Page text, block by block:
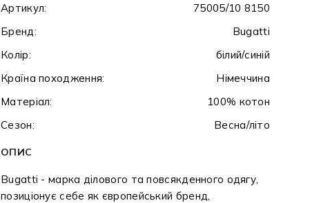
Артикул:
75005/10 8150
Бренд:
Bugatti
Колір:
білий/синій
Країна походження:
Німеччина
Матеріал:
100% котон
Сезон:
Весна/літо
ОПИС
Bugatti - марка ділового та повсякденного одягу,
позиціонує себе як європейський бренд,